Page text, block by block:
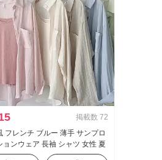
掲載数 72
フレンチ ブルー 薄手 サンプロ
ョンウェア 長袖 シャツ 女性 夏
ズフィット カジュアル ルーズ